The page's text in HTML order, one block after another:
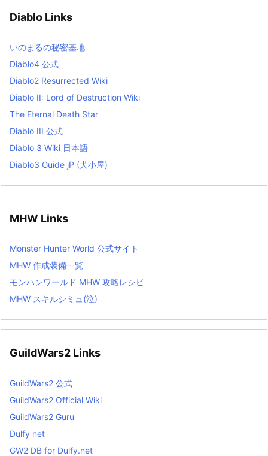
e
i
s
t
Diablo Links
いのまるの秘密基地
Diablo4 公式
Diablo2 Resurrected Wiki
Diablo II: Lord of Destruction Wiki
The Eternal Death Star
Diablo III 公式
Diablo 3 Wiki 日本語
Diablo3 Guide jP (犬小屋)
MHW Links
Monster Hunter World 公式サイト
MHW 作成装備一覧
モンハンワールド MHW 攻略レシピ
MHW スキルシミュ(泣)
GuildWars2 Links
GuildWars2 公式
GuildWars2 Official Wiki
GuildWars2 Guru
Dulfy net
GW2 DB for Dulfy.net